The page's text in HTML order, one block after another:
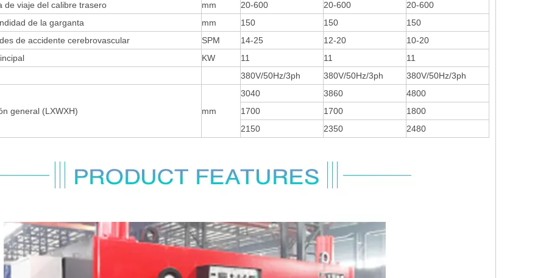
de viaje del calibre trasero
mm 20-600 20-600
20-600
de la garganta
mm 150 150
150
de accidente cerebrovascular
SPM 14-25 12-20
10-20
KW 11 11
11
380V/50Hz/3ph 380V/50Hz/3ph 380V/50Hz/3ph
general (LXWXH) mm
3040 3860
4800
1700
1700
1800
2150
2350 2480